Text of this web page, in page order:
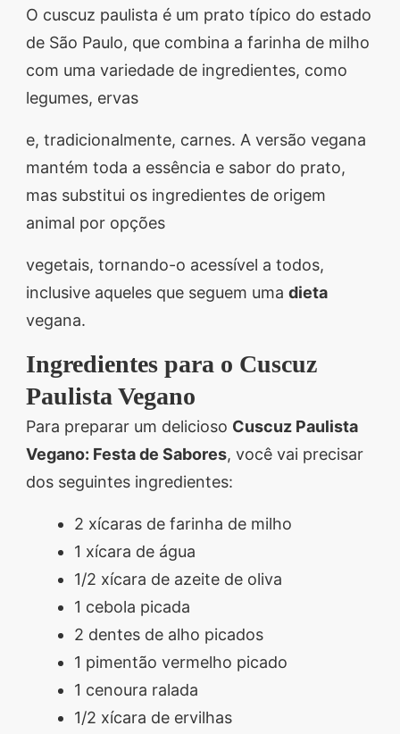
O cuscuz paulista é um prato típico do estado
de São Paulo, que combina a farinha de milho
com uma variedade de ingredientes, como
legumes, ervas
e, tradicionalmente, carnes. A versão vegana
mantém toda a essência e sabor do prato,
mas substitui os ingredientes de origem
animal por opções
vegetais, tornando-o acessível a todos,
inclusive aqueles que seguem uma dieta
vegana.
Ingredientes para o Cuscuz
Paulista Vegano
Para preparar um delicioso Cuscuz Paulista
Vegano: Festa de Sabores, você vai precisar
dos seguintes ingredientes:
2 xícaras de farinha de milho
1 xícara de água
1/2 xícara de azeite de oliva
1 cebola picada
2 dentes de alho picados
1 pimentão vermelho picado
1 cenoura ralada
1/2 xícara de ervilhas